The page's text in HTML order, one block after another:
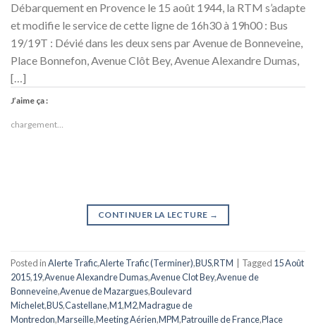
Débarquement en Provence le 15 août 1944, la RTM s’adapte
et modifie le service de cette ligne de 16h30 à 19h00 : Bus
19/19T : Dévié dans les deux sens par Avenue de Bonneveine,
Place Bonnefon, Avenue Clôt Bey, Avenue Alexandre Dumas,
[…]
J’aime ça :
chargement…
CONTINUER LA LECTURE →
Posted inAlerte Trafic,Alerte Trafic (Terminer),BUS,RTM Tagged 15 Août
2015,19,Avenue Alexandre Dumas,Avenue Clot Bey,Avenue de
Bonneveine,Avenue de Mazargues,Boulevard
Michelet,BUS,Castellane,M1,M2,Madrague de
Montredon,Marseille,Meeting Aérien,MPM,Patrouille de France,Place